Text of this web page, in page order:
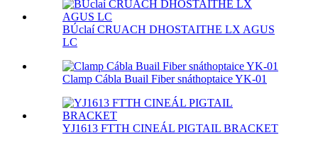
BÚclaí CRUACH DHOSTAITHE LX AGUS
LC
Clamp Cábla Buail Fiber snáthoptaice YK-01
YJ1613 FTTH CINEÁL PIGTAIL BRACKET